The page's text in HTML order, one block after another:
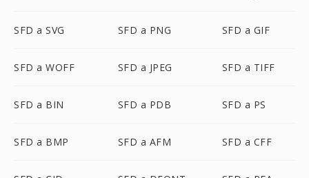
SFD a SVG SFD a PNG SFD a GIF
SFD a WOFF SFD a JPEG SFD a TIFF
SFD a BIN SFD a PDB SFD a PS
SFD a BMP SFD a AFM SFD a CFF